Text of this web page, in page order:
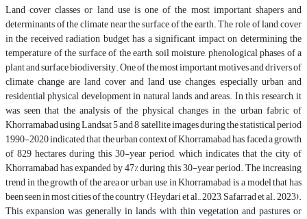
Land cover classes or land use is one of the most important shapers and
determinants of the climate near the surface of the earth. The role of land cover
in the received radiation budget has a significant impact on determining the
temperature of the surface of the earth, soil moisture, phenological phases of a
plant and surface biodiversity. One of the most important motives and drivers of
climate change are land cover and land use changes, especially urban and
residential physical development in natural lands and areas. In this research, it
was seen that the analysis of the physical changes in the urban fabric of
Khorramabad using Landsat 5 and 8 satellite images during the statistical period
1990-2020 indicated that the urban context of Khorramabad has faced a growth
of 829 hectares during this 30-year period, which indicates that the city of
Khorramabad has expanded by 47% during this 30-year period. The increasing
trend in the growth of the area or urban use in Khorramabad is a model that has
been seen in most cities of the country (Heydari et al., 2023, Safarrad et al. 2023).
This expansion was generally in lands with thin vegetation and pastures or